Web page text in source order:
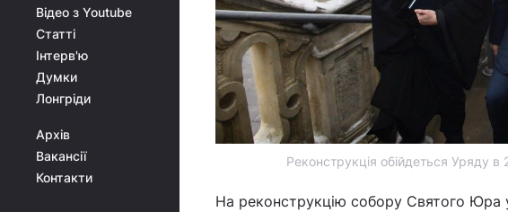
Відео з Youtube
Статті
Інтерв'ю
Думки
Лонгріди
Архів
Вакансії
Контакти
Реконструкція обійдеться Уряду
На реконструкцію собору Святого